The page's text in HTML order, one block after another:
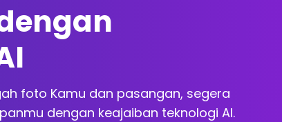
foto Kamu dan pasangan, segera
dengan keajaiban teknologi AI.